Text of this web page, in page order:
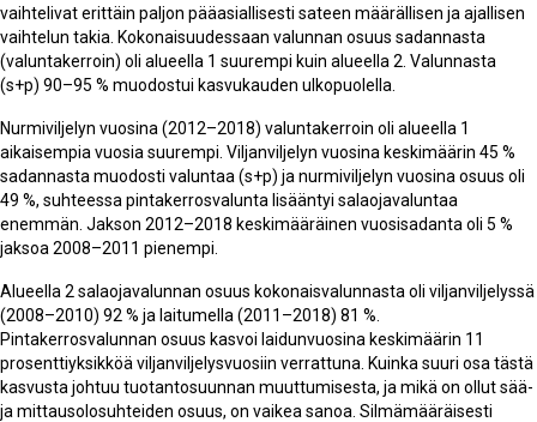
vaihtelivat erittäin paljon pääasiallisesti sateen määrällisen ja ajallisen
vaihtelun takia. Kokonaisuudessaan valunnan osuus sadannasta
(valuntakerroin) oli alueella 1 suurempi kuin alueella 2. Valunnasta
(s+p) 90–95 % muodostui kasvukauden ulkopuolella.
Nurmiviljelyn vuosina (2012–2018) valuntakerroin oli alueella 1
aikaisempia vuosia suurempi. Viljanviljelyn vuosina keskimäärin 45 %
sadannasta muodosti valuntaa (s+p) ja nurmiviljelyn vuosina osuus oli
49 %, suhteessa pintakerrosvalunta lisääntyi salaojavaluntaa
enemmän. Jakson 2012–2018 keskimääräinen vuosisadanta oli 5 %
jaksoa 2008–2011 pienempi.
Alueella 2 salaojavalunnan osuus kokonaisvalunnasta oli viljanviljelyssä
(2008–2010) 92 % ja laitumella (2011–2018) 81 %.
Pintakerrosvalunnan osuus kasvoi laidunvuosina keskimäärin 11
prosenttiyksikköä viljanviljelysvuosiin verrattuna. Kuinka suuri osa tästä
kasvusta johtuu tuotantosuunnan muuttumisesta, ja mikä on ollut sää-
ja mittausolosuhteiden osuus, on vaikea sanoa. Silmämääräisesti